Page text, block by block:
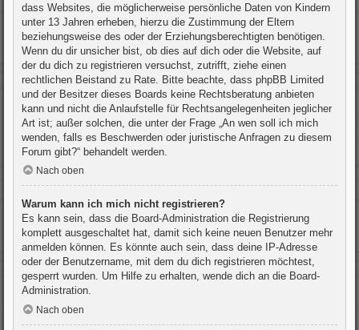
dass Websites, die möglicherweise persönliche Daten von Kindern
unter 13 Jahren erheben, hierzu die Zustimmung der Eltern
beziehungsweise des oder der Erziehungsberechtigten benötigen.
Wenn du dir unsicher bist, ob dies auf dich oder die Website, auf
der du dich zu registrieren versuchst, zutrifft, ziehe einen
rechtlichen Beistand zu Rate. Bitte beachte, dass phpBB Limited
und der Besitzer dieses Boards keine Rechtsberatung anbieten
kann und nicht die Anlaufstelle für Rechtsangelegenheiten jeglicher
Art ist; außer solchen, die unter der Frage „An wen soll ich mich
wenden, falls es Beschwerden oder juristische Anfragen zu diesem
Forum gibt?“ behandelt werden.
Nach oben
Warum kann ich mich nicht registrieren?
Es kann sein, dass die Board-Administration die Registrierung
komplett ausgeschaltet hat, damit sich keine neuen Benutzer mehr
anmelden können. Es könnte auch sein, dass deine IP-Adresse
oder der Benutzername, mit dem du dich registrieren möchtest,
gesperrt wurden. Um Hilfe zu erhalten, wende dich an die Board-
Administration.
Nach oben